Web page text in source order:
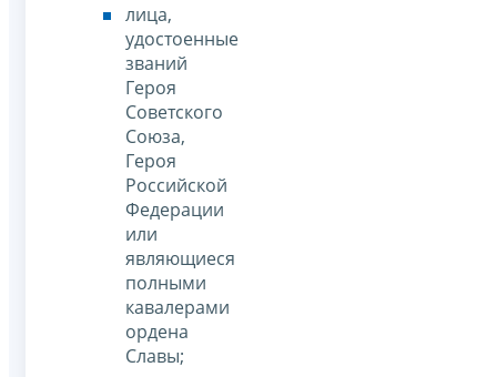
лица,
удостоенные
званий
Героя
Советского
Союза,
Героя
Российской
Федерации
или
являющиеся
полными
кавалерами
ордена
Славы;